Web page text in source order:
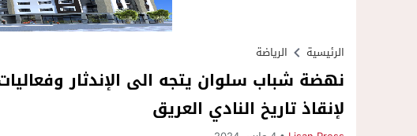
الرئيسية الرياضة
نهضة شباب سلوان يتجه الى الإندثار
لإنقاذ تاريخ النادي العريق